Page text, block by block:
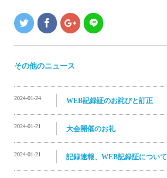
その他のニュース
2024-01-24 WEB記録証のお詫びと訂正
2024-01-21 大会開催のお礼
2024-01-21 記録速報、WEB記録証について